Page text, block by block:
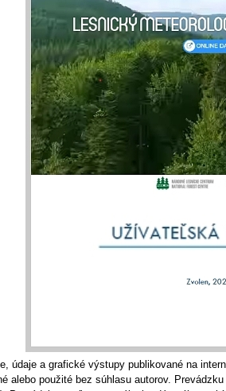
údaje a grafické výstupy publikované na
alebo použité bez súhlasu autorov.